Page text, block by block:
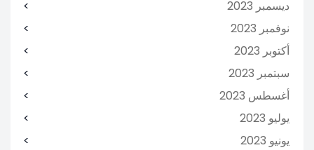
ديسمبر 2023
نوفمبر 2023
أكتوبر 2023
سبتمبر 2023
أغسطس 2023
يوليو 2023
يونيو 2023